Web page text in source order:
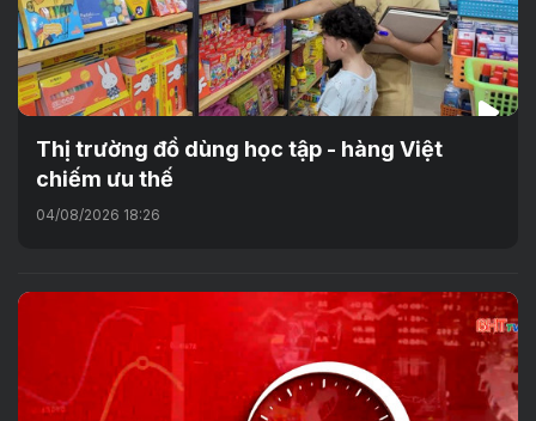
Thị trường đồ dùng học tập - hàng Việt
chiếm ưu thế
04/08/2026 18:26